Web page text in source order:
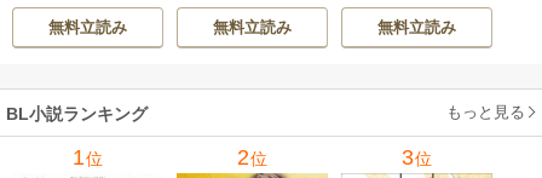
け付き特装版】 2巻
無料立読み
［ばら売り］ 42巻
無料立読み
無料立読み
BL小説ランキング もっと見る
1位 2位 3位